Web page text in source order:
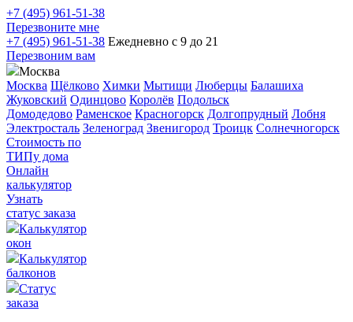
+7 (495) 961-51-38
Перезвоните мне
+7 (495) 961-51-38 Ежедневно с 9 до 21
Перезвоним вам
Москва
Москва Щёлково Химки Мытищи Люберцы Балашиха
Жуковский Одинцово Королёв Подольск
Домодедово Раменское Красногорск Долгопрудный Лобня
Электросталь Зеленоград Звенигород Троицк Солнечногорск
Стоимость по
ТИПу дома
Онлайн
калькулятор
Узнать
статус заказа
Калькулятор
окон
Калькулятор
балконов
Статус
заказа